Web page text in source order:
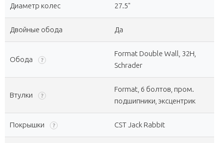
Диаметр колес 27.5"
Двойные обода Да
Обода ?
Format Double Wall, 32Н,
Schrader
Втулки ?
Format, 6 болтов, пром.
подшипники, эксцентрик
Покрышки ? CST Jack Rabbit